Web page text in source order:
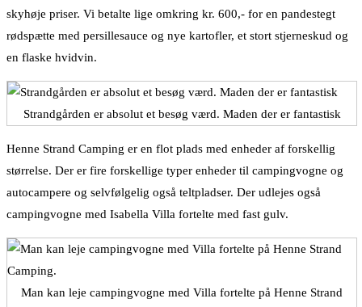
skyhøje priser. Vi betalte lige omkring kr. 600,- for en pandestegt
rødspætte med persillesauce og nye kartofler, et stort stjerneskud og
en flaske hvidvin.
Strandgården er absolut et besøg værd. Maden der er fantastisk
Henne Strand Camping er en flot plads med enheder af forskellig
størrelse. Der er fire forskellige typer enheder til campingvogne og
autocampere og selvfølgelig også teltpladser. Der udlejes også
campingvogne med Isabella Villa fortelte med fast gulv.
Man kan leje campingvogne med Villa fortelte på Henne Strand